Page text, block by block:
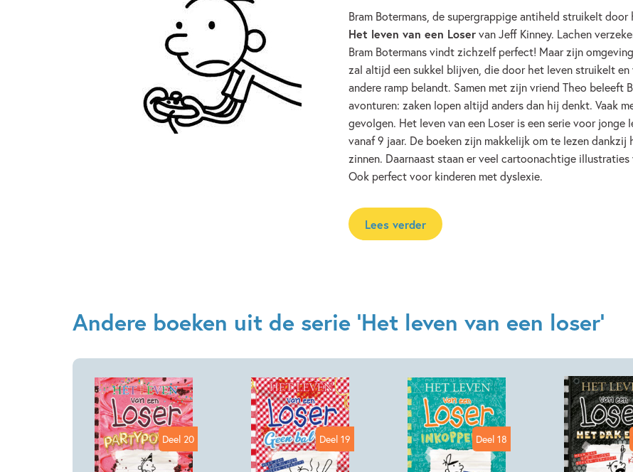
18
Uitgever:
De
Verschijningsdatum: 06-11-
Kenmerken van dit boek
12+ jaar 9 – 12 jaar
Humor
Op & rond
Bram Botermans, de supergrappige antiheld struikelt door
Het leven van een Loservan Jeff Kinney. Lachen
Bram Botermans vindt zichzelf perfect! Maar zijn
zal altijd een sukkel blijven, die door het leven struikelt en
andere ramp belandt. Samen met zijn vriend Theo beleeft
avonturen: zaken lopen altijd anders dan hij denkt. Vaak
gevolgen. Het leven van een Loser is een serie voor jonge
vanaf 9 jaar. De boeken zijn makkelijk om te lezen dankzij
zinnen. Daarnaast staan er veel cartoonachtige illustraties
Ook perfect voor kinderen met dyslexie.
Lees verder
Andere boeken uit de serie 'Het leven van een loser'
Deel 20 Deel 19 Deel 18